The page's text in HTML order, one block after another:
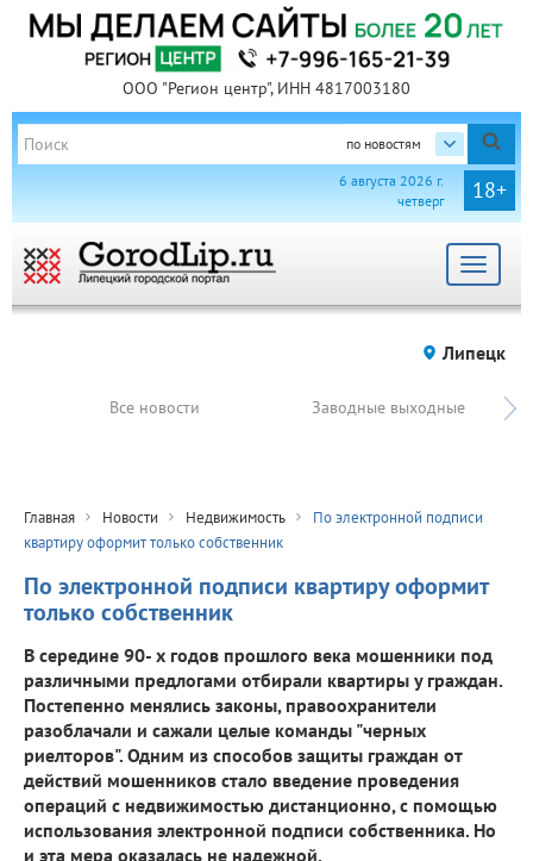
ООО "Регион центр", ИНН 4817003180
по новостям
18+
6 августа 2026 г.
четверг
Toggle
Липецк
Все новости Заводные выходные
Главная Новости Недвижимость
По электронной подписи
квартиру оформит только собственник
По электронной подписи квартиру оформит
только собственник
В середине 90- х годов прошлого века мошенники под
различными предлогами отбирали квартиры у граждан.
Постепенно менялись законы, правоохранители
разоблачали и сажали целые команды "черных
риелторов". Одним из способов защиты граждан от
действий мошенников стало введение проведения
операций с недвижимостью дистанционно, с помощью
использования электронной подписи собственника. Но
и эта мера оказалась не надежной.